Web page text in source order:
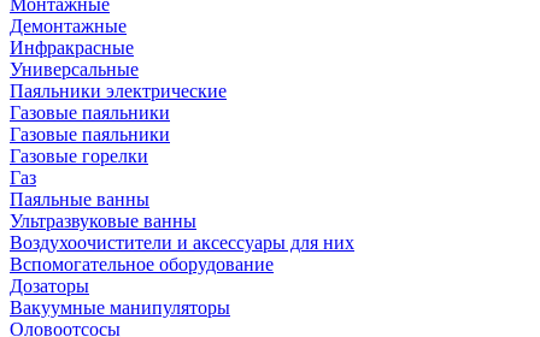
Монтажные
Демонтажные
Инфракрасные
Универсальные
Паяльники электрические
Газовые паяльники
Газовые паяльники
Газовые горелки
Газ
Паяльные ванны
Ультразвуковые ванны
Воздухоочистители и аксессуары для них
Вспомогательное оборудование
Дозаторы
Вакуумные манипуляторы
Оловоотсосы